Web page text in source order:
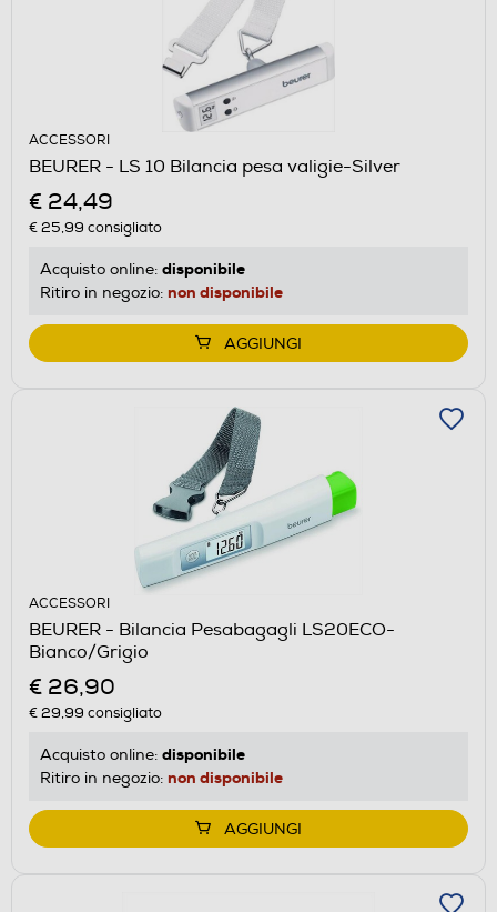
ACCESSORI
BEURER - LS 10 Bilancia pesa valigie-Silver
€ 24,49
€ 25,99 consigliato
Acquisto online: disponibile
Ritiro in negozio: non disponibile
AGGIUNGI
ACCESSORI
BEURER - Bilancia Pesabagagli LS20ECO-
Bianco/Grigio
€ 26,90
€ 29,99 consigliato
Acquisto online: disponibile
Ritiro in negozio: non disponibile
AGGIUNGI